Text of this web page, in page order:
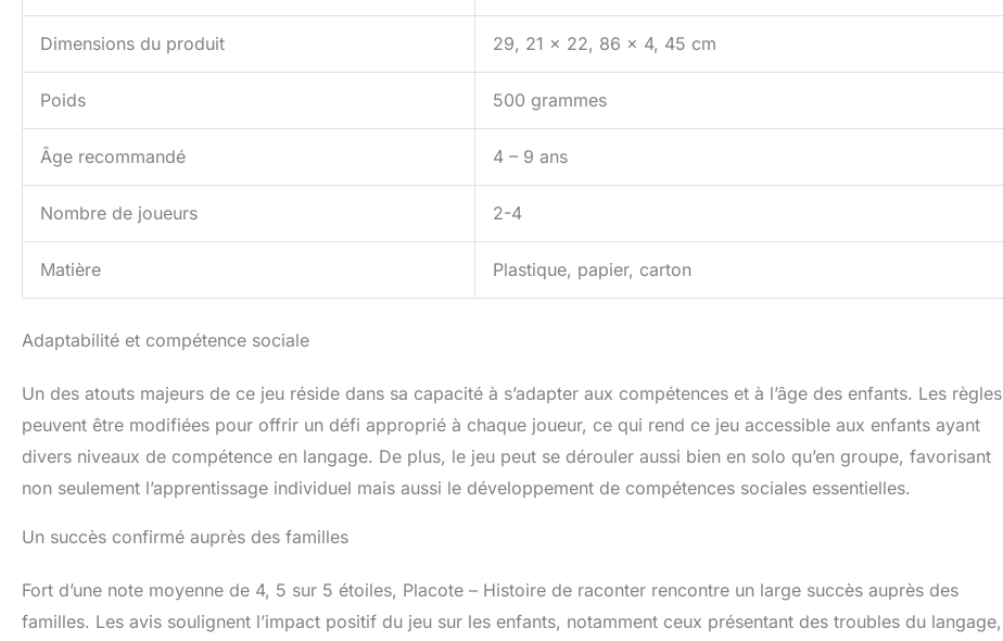
Dimensions du produit 29, 21 x 22, 86 x 4, 45 cm
Poids 500 grammes
Âge recommandé 4 – 9 ans
Nombre de joueurs 2-4
Matière Plastique, papier, carton
Adaptabilité et compétence sociale
Un des atouts majeurs de ce jeu réside dans sa capacité à s’adapter aux compétences et à l’âge des enfants. Les règles
peuvent être modifiées pour offrir un défi approprié à chaque joueur, ce qui rend ce jeu accessible aux enfants ayant
divers niveaux de compétence en langage. De plus, le jeu peut se dérouler aussi bien en solo qu’en groupe, favorisant
non seulement l’apprentissage individuel mais aussi le développement de compétences sociales essentielles.
Un succès confirmé auprès des familles
Fort d’une note moyenne de 4, 5 sur 5 étoiles, Placote – Histoire de raconter rencontre un large succès auprès des
familles. Les avis soulignent l’impact positif du jeu sur les enfants, notamment ceux présentant des troubles du langage,